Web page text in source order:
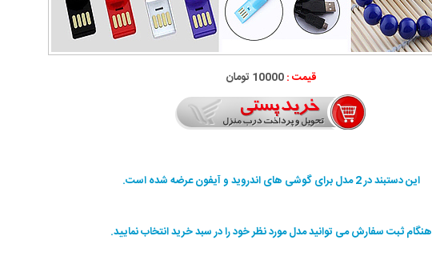
قیمت :10000 تومان
این دستبند در 2 مدل برای گوشی های اندروید و آیفون عرضه شده است.
هنگام ثبت سفارش می توانید مدل مورد نظر خود را در سبد خرید انتخاب نمایید.